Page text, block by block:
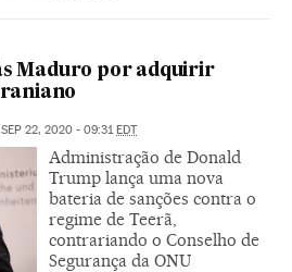
Maduro por adquirir
SEP 22, 2020 - 09:31EDT
Administração de Donald
Trump lança uma nova
bateria de sanções contra o
regime de Teerã,
contrariando o Conselho de
Segurança da ONU